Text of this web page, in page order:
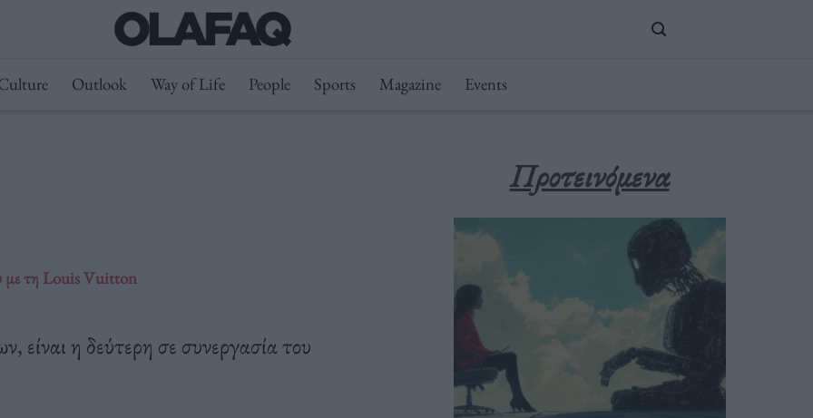
Outlook Way of Life People Sports Magazine Events
με τη Louis Vuitton
είναι η δεύτερη σε συνεργασία του
Προτεινόμενα